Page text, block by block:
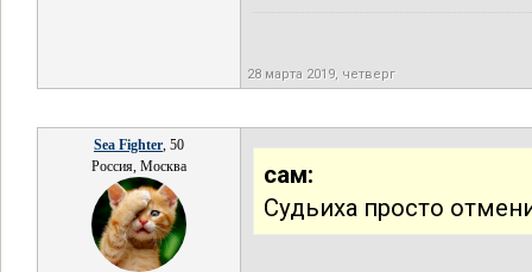
28 марта 2019, четверг
Sea Fighter, 50
Россия, Москва
сам:
Судьиха просто